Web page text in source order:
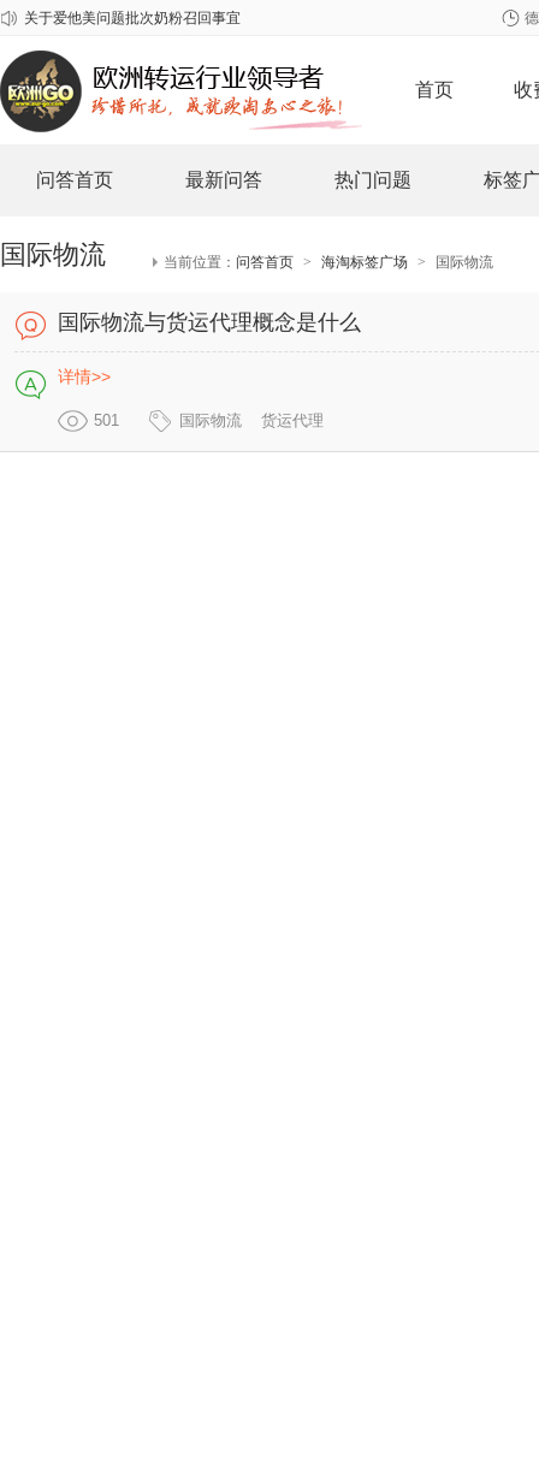
关于爱他美问题批次奶粉召回事宜
关于雀巢至尊问题奶粉召回事宜
首页 收
问答首页 最新问答 热门问题 标签
国际物流 当前位置： 问答首页 > 海淘标签广场 > 国际物流
国际物流与货运代理概念是什么
详情>>
501 国际物流 货运代理